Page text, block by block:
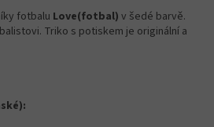
fotbalu Love(fotbal) v šedé barvě.
Triko s potiskem je originální a